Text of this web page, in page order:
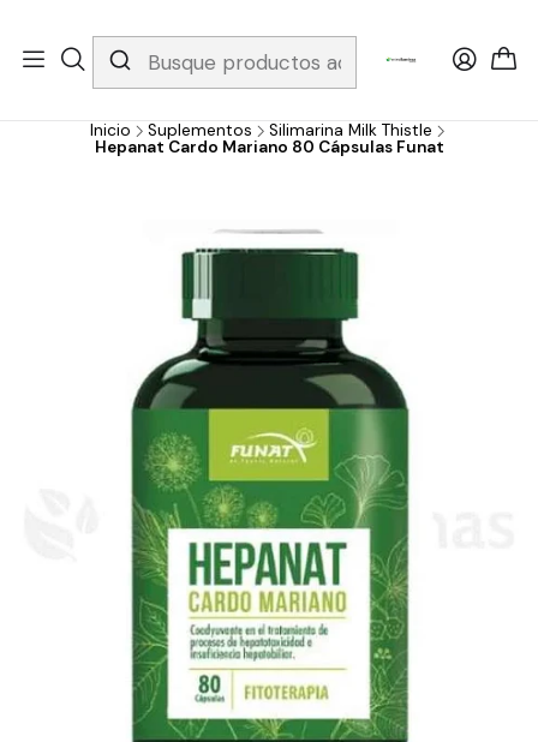
Whatsapp 3229079958/ Fijo 6019251796 / Envios a todo el país y
gratis apartir de 199.000!
Inicio Suplementos
Silimarina Milk Thistle
Hepanat Cardo Mariano 80 Cápsulas Funat